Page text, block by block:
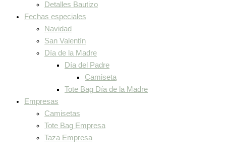
Detalles Bautizo
Fechas especiales
Navidad
San Valentín
Día de la Madre
Día del Padre
Camiseta
Tote Bag Día de la Madre
Empresas
Camisetas
Tote Bag Empresa
Taza Empresa